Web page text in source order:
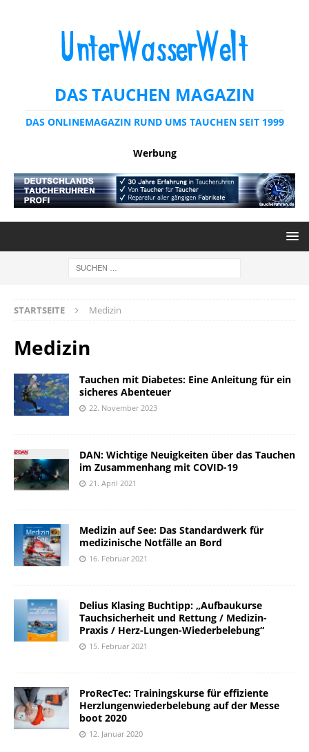
DAS TAUCHEN MAGAZIN
DAS ONLINEMAGAZIN RUND UMS TAUCHEN SEIT 1999
Werbung
STARTSEITE Medizin
Medizin
Tauchen mit Diabetes: Eine Anleitung für ein
sicheres Abenteuer
22. November 2023
DAN: Wichtige Neuigkeiten über das Tauchen
im Zusammenhang mit COVID-19
21. April 2021
Medizin auf See: Das Standardwerk für
medizinische Notfälle an Bord
16. Februar 2021
Delius Klasing Buchtipp: „Aufbaukurse
Tauchsicherheit und Rettung / Medizin-
Praxis / Herz-Lungen-Wiederbelebung“
15. Februar 2021
ProRecTec: Trainingskurse für effiziente
Herzlungenwiederbelebung auf der Messe
boot 2020
12. Januar 2020